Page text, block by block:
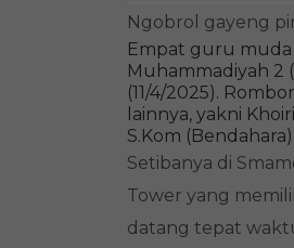
Ngobrol gayeng
Empat guru muda
Muhammadiyah 2
(11/4/2025).
lainnya, yakni
S.Kom
Setibanya di
Tower yang
datang tepat